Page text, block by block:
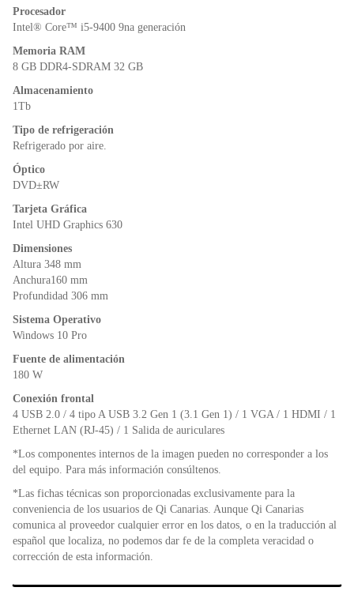
o
k
p dl
Procesador
Intel® Core™ i5-9400 9na generación
Memoria RAM
8 GB DDR4-SDRAM 32 GB
Almacenamiento
1Tb
Tipo de refrigeración
Refrigerado por aire.
Óptico
DVD±RW
Tarjeta Gráfica
Intel UHD Graphics 630
Dimensiones
Altura 348 mm
Anchura160 mm
Profundidad 306 mm
Sistema Operativo
Windows 10 Pro
Fuente de alimentación
180 W
Conexión frontal
4 USB 2.0 / 4 tipo A USB 3.2 Gen 1 (3.1 Gen 1) / 1 VGA / 1 HDMI / 1
Ethernet LAN (RJ-45) / 1 Salida de auriculares
*Los componentes internos de la imagen pueden no corresponder a los
del equipo. Para más información consúltenos.
*Las fichas técnicas son proporcionadas exclusivamente para la
conveniencia de los usuarios de Qi Canarias. Aunque Qi Canarias
comunica al proveedor cualquier error en los datos, o en la traducción al
español que localiza, no podemos dar fe de la completa veracidad o
corrección de esta información.